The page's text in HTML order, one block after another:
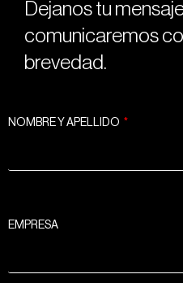
Dejanos tu
comunicaremos
brevedad.
NOMBRE Y APELLIDO
EMPRESA